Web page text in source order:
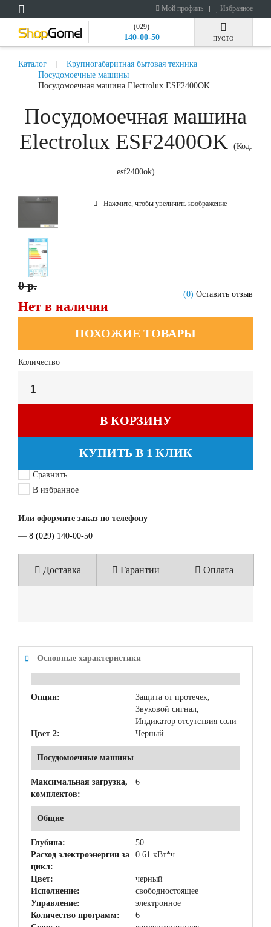
Мой профиль Избранное
(029)
140-00-50 ПУСТО
Каталог
Крупногабаритная бытовая техника
Посудомоечные машины
Посудомоечная машина Electrolux ESF2400OK
Посудомоечная машина
Electrolux ESF2400OK (Код:
esf2400ok)
Нажмите, чтобы увеличить изображение
(0) Оставить отзыв
0 р.
Нет в наличии
ПОХОЖИЕ ТОВАРЫ
Количество
В КОРЗИНУ
КУПИТЬ В 1 КЛИК
Сравнить
В избранное
Или оформите заказ по телефону
— 8 (029) 140-00-50
Доставка Гарантии Оплата
Основные характеристики
Опции:
Защита от протечек,
Звуковой сигнал,
Индикатор отсутствия соли
Цвет 2:
Черный
Посудомоечные машины
Максимальная загрузка,
комплектов:
6
Общие
Глубина:
50
Расход электроэнергии за
цикл:
0.61 кВт*ч
Цвет:
черный
Исполнение:
свободностоящее
Управление:
электронное
Количество программ:
6